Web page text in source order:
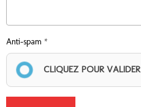
Anti-spam
CLIQUEZ POUR VALIDER